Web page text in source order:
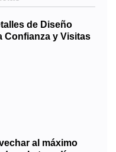
de Diseño
Confianza y Visitas
al máximo